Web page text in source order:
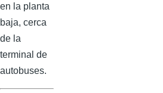
en la planta
baja, cerca
de la
terminal de
autobuses.